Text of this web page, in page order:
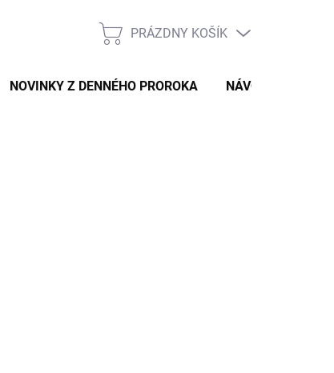
NÁKUPNÝ
PRÁZDNY KOŠÍK
NOVINKY Z DENNÉHO PROROKA NÁVODY A TIPY